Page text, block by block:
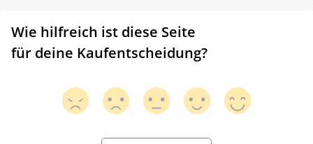
Wie hilfreich ist diese Seite
für deine Kaufentscheidung?